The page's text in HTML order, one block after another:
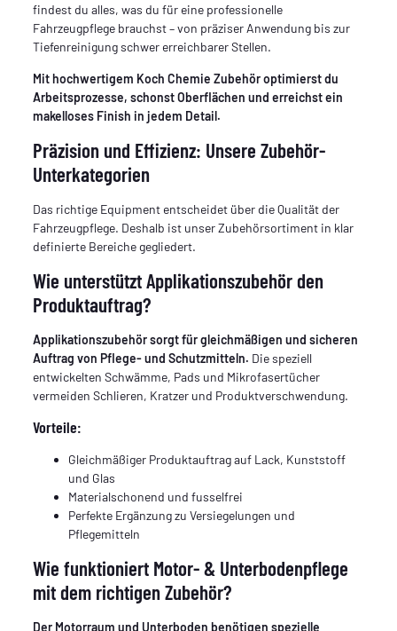
findest du alles, was du für eine professionelle
Fahrzeugpflege brauchst – von präziser Anwendung bis zur
Tiefenreinigung schwer erreichbarer Stellen.
Mit hochwertigem Koch Chemie Zubehör optimierst du
Arbeitsprozesse, schonst Oberflächen und erreichst ein
makelloses Finish in jedem Detail.
Präzision und Effizienz: Unsere Zubehör-
Unterkategorien
Das richtige Equipment entscheidet über die Qualität der
Fahrzeugpflege. Deshalb ist unser Zubehörsortiment in klar
definierte Bereiche gegliedert.
Wie unterstützt Applikationszubehör den
Produktauftrag?
Applikationszubehör sorgt für gleichmäßigen und sicheren
Auftrag von Pflege- und Schutzmitteln. Die speziell
entwickelten Schwämme, Pads und Mikrofasertücher
vermeiden Schlieren, Kratzer und Produktverschwendung.
Vorteile:
Gleichmäßiger Produktauftrag auf Lack, Kunststoff
und Glas
Materialschonend und fusselfrei
Perfekte Ergänzung zu Versiegelungen und
Pflegemitteln
Wie funktioniert Motor- & Unterbodenpflege
mit dem richtigen Zubehör?
Der Motorraum und Unterboden benötigen spezielle